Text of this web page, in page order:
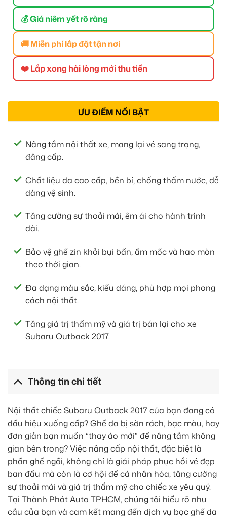
💰 Giá niêm yết rõ ràng
🚚 Miễn phí lắp đặt tận nơi
❤️ Lắp xong hài lòng mới thu tiền
ƯU ĐIỂM NỔI BẬT
Nâng tầm nội thất xe, mang lại vẻ sang trọng,
đẳng cấp.
Chất liệu da cao cấp, bền bỉ, chống thấm nước, dễ
dàng vệ sinh.
Tăng cường sự thoải mái, êm ái cho hành trình
dài.
Bảo vệ ghế zin khỏi bụi bẩn, ẩm mốc và hao mòn
theo thời gian.
Đa dạng màu sắc, kiểu dáng, phù hợp mọi phong
cách nội thất.
Tăng giá trị thẩm mỹ và giá trị bán lại cho xe
Subaru Outback 2017.
Thông tin chi tiết
Nội thất chiếc Subaru Outback 2017 của bạn đang có
dấu hiệu xuống cấp? Ghế da bị sờn rách, bạc màu, hay
đơn giản bạn muốn “thay áo mới” để nâng tầm không
gian bên trong? Việc nâng cấp nội thất, đặc biệt là
phần ghế ngồi, không chỉ là giải pháp phục hồi vẻ đẹp
ban đầu mà còn là cơ hội để cá nhân hóa, tăng cường
sự thoải mái và giá trị thẩm mỹ cho chiếc xe yêu quý.
Tại Thành Phát Auto TPHCM, chúng tôi hiểu rõ nhu
cầu của bạn và cam kết mang đến dịch vụ bọc ghế da